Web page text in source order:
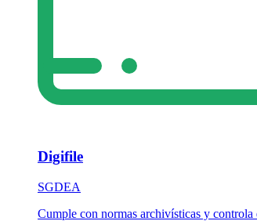
Digifile
SGDEA
Cumple con normas archivísticas y